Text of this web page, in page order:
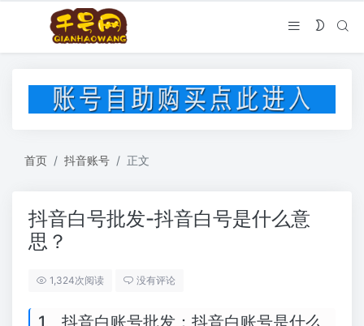
首页 抖音账号 正文
抖音白号批发-抖音白号是什么意
思？
1,324次阅读 没有评论